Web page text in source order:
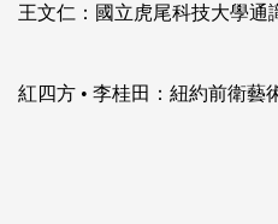
王文仁：國立虎尾科技大學通
紅四方 • 李桂田：紐約前衛藝